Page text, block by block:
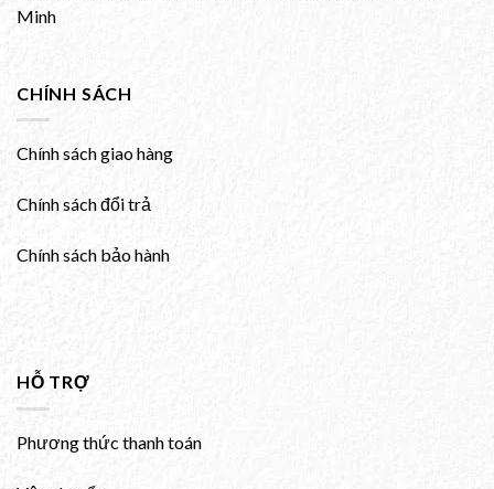
Minh
CHÍNH SÁCH
Chính sách giao hàng
Chính sách đổi trả
Chính sách bảo hành
HỖ TRỢ
Phương thức thanh toán